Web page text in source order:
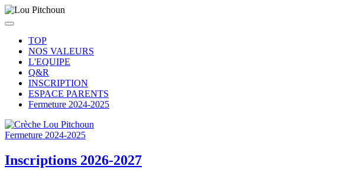
TOP
NOS VALEURS
L'EQUIPE
Q&R
INSCRIPTION
ESPACE PARENTS
Fermeture 2024-2025
Fermeture 2024-2025
Inscriptions 2026-2027